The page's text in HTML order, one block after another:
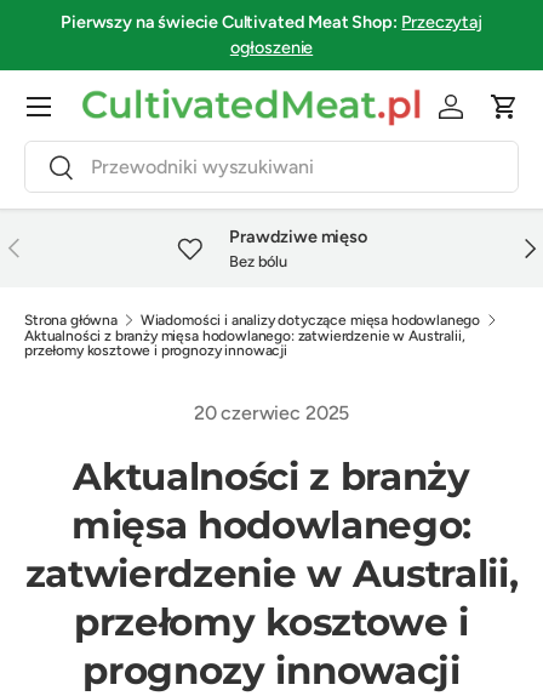
Pierwszy na świecieCultivated Meat Shop: Przeczytaj
ogłoszenie
SzukajSzukaj
Zaloguj się
Menu
Poprzedni Prawdziwe mięso
Bez bólu
Strona główna
Wiadomości i analizy dotyczące mięsa hodowlanego
Aktualności z branży mięsa hodowlanego: zatwierdzenie w Australii,
przełomy kosztowe i prognozy innowacji
20 czerwiec 2025
Aktualności z branży
mięsa hodowlanego:
zatwierdzenie w Australii,
przełomy kosztowe i
prognozy innowacji